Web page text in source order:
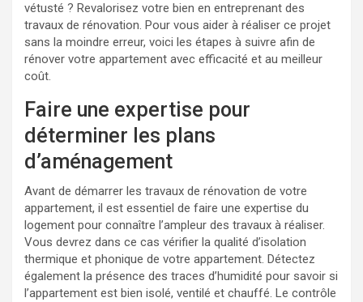
vétusté ? Revalorisez votre bien en entreprenant des
travaux de rénovation. Pour vous aider à réaliser ce projet
sans la moindre erreur, voici les étapes à suivre afin de
rénover votre appartement avec efficacité et au meilleur
coût.
Faire une expertise pour
déterminer les plans
d’aménagement
Avant de démarrer les travaux de rénovation de votre
appartement, il est essentiel de faire une expertise du
logement pour connaître l’ampleur des travaux à réaliser.
Vous devrez dans ce cas vérifier la qualité d’isolation
thermique et phonique de votre appartement. Détectez
également la présence des traces d’humidité pour savoir si
l’appartement est bien isolé, ventilé et chauffé. Le contrôle